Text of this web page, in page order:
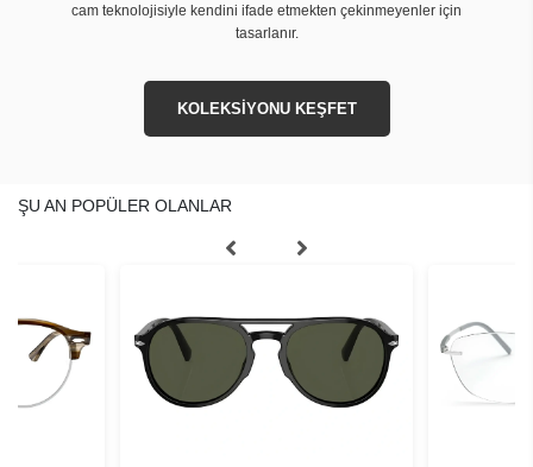
cam teknolojisiyle kendini ifade etmekten çekinmeyenler için
tasarlanır.
KOLEKSİYONU KEŞFET
ŞU AN POPÜLER OLANLAR